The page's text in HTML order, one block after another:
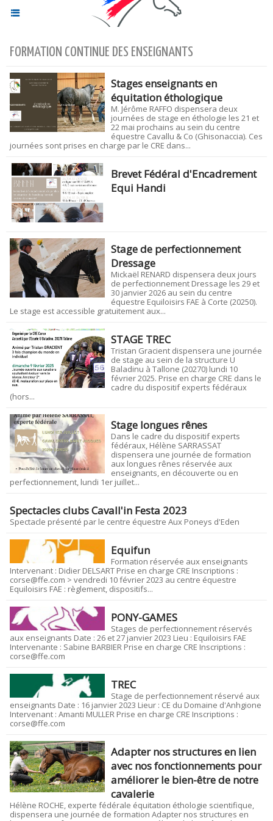
FORMATION CONTINUE DES ENSEIGNANTS
Stages enseignants en
équitation éthologique
M. Jérôme RAFFO dispensera deux
journées de stage en éthologie les 21 et
22 mai prochains au sein du centre
équestre Cavallu & Co (Ghisonaccia). Ces
journées sont prises en charge par le CRE dans...
Brevet Fédéral d'Encadrement
Equi Handi
Stage de perfectionnement
Dressage
Mickaël RENARD dispensera deux jours
de perfectionnement Dressage les 29 et
30 janvier 2026 au sein du centre
équestre Equiloisirs FAE à Corte (20250).
Le stage est accessible gratuitement aux...
STAGE TREC
Tristan Gracient dispensera une journée
de stage au sein de la structure U
Baladinu à Tallone (20270) lundi 10
février 2025. Prise en charge CRE dans le
cadre du dispositif experts fédéraux
(hors...
Stage longues rênes
Dans le cadre du dispositif experts
fédéraux, Hélène SARRASSAT
dispensera une journée de formation
aux longues rênes réservée aux
enseignants, en découverte ou en
perfectionnement, lundi 1er juillet...
Spectacles clubs Cavall'in Festa 2023
Spectacle présenté par le centre équestre Aux Poneys d'Eden
Equifun
Formation réservée aux enseignants
Intervenant : Didier DELSART Prise en charge CRE Inscriptions :
corse@ffe.com > vendredi 10 février 2023 au centre équestre
Equiloisirs FAE : règlement, dispositifs...
PONY-GAMES
Stages de perfectionnement réservés
aux enseignants Date : 26 et 27 janvier 2023 Lieu : Equiloisirs FAE
Intervenante : Sabine BARBIER Prise en charge CRE Inscriptions :
corse@ffe.com
TREC
Stage de perfectionnement réservé aux
enseignants Date : 16 janvier 2023 Lieur : CE du Domaine d'Anhgione
Intervenant : Amanti MULLER Prise en charge CRE Inscriptions :
corse@ffe.com
Adapter nos structures en lien
avec nos fonctionnements pour
améliorer le bien-être de notre
cavalerie
Hélène ROCHE, experte fédérale équitation éthologie scientifique,
dispensera une journée de formation Adapter nos structures en